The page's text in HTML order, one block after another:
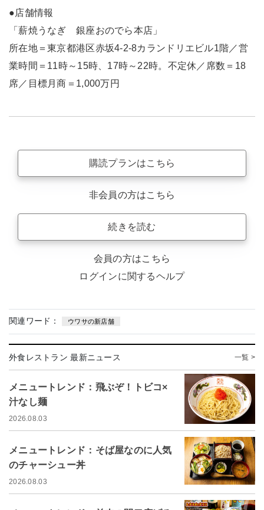
●店舗情報
「薪焼うなぎ 銀座おのでら本店」
所在地＝東京都港区赤坂4-2-8カランドリエビル1階／営
業時間＝11時～15時、17時～22時。不定休／席数＝18
席／目標月商＝1,000万円
購読プランはこちら
非会員の方はこちら
続きを読む
会員の方はこちら
ログインに関するヘルプ
関連ワード： ウワサの新店舗
外食レストラン 最新ニュース 一覧 >
メニュートレンド：飛ぶぞ！トビコ×
汁なし麺
2026.08.03
メニュートレンド：そば屋なのに人気
のチャーシュー丼
2026.08.03